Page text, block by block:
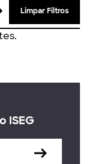
Limpar Filtros
ISEG